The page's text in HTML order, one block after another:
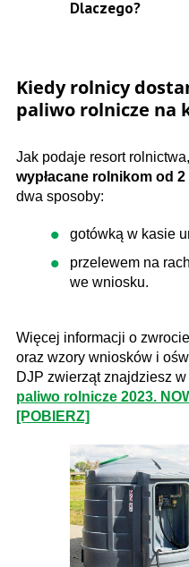
Dlaczego?
Kiedy rolnicy
paliwo rolnicze na
Jak podaje resort rolnictwa,
wypłacane rolnikom od
dwa sposoby:
gotówką w kasie
przelewem na
we wniosku.
Więcej informacji o
oraz wzory wniosków i
DJP zwierząt znajdziesz w
paliwo rolnicze 2023.
[POBIERZ]